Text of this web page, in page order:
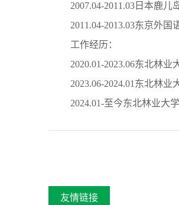
2007.04-2011.03日本鹿
2011.04-2013.03东京外国
工作经历：
2020.01-2023.06东北林
2023.06-2024.01东北林
2024.01-至今东北林业大
友情链接